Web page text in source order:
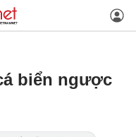
biển ngược